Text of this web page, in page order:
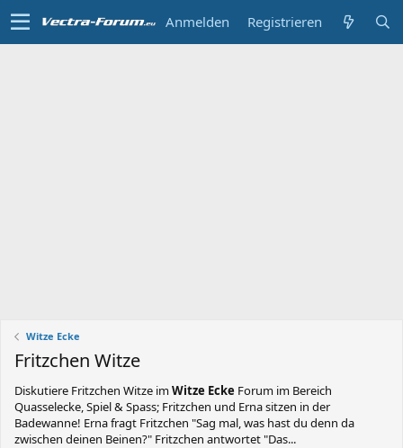
Anmelden Registrieren
Witze Ecke
Fritzchen Witze
Diskutiere Fritzchen Witze imWitze Ecke Forum im Bereich
Quasselecke, Spiel & Spass; Fritzchen und Erna sitzen in der
Badewanne! Erna fragt Fritzchen "Sag mal, was hast du denn da
zwischen deinen Beinen?" Fritzchen antwortet "Das...